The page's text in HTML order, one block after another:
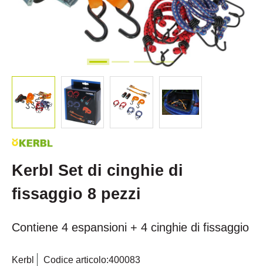
Kerbl Set di cinghie di
fissaggio 8 pezzi
Contiene 4 espansioni + 4 cinghie di fissaggio
Kerbl Codice articolo:400083